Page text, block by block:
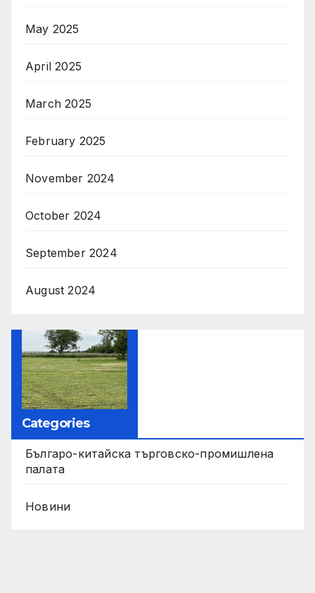
May 2025
April 2025
March 2025
February 2025
November 2024
October 2024
September 2024
August 2024
Categories
Българо-китайска търговско-промишлена
палата
Новини